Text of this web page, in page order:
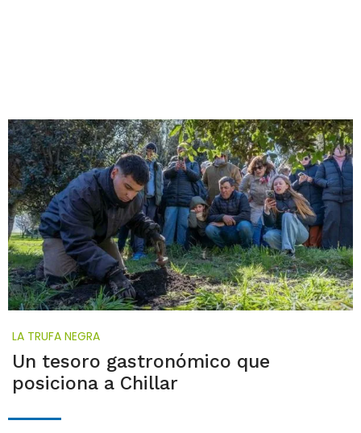
LA TRUFA NEGRA
Un tesoro gastronómico que
posiciona a Chillar